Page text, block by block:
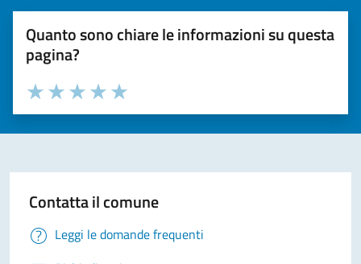
Quanto sono chiare le informazioni su questa
pagina?
Valuta la chiarezza delle informazioni (da 1 a 5 stelle)
Seleziona il numero di stelle per valutare la chiarezza delle
Valuta 5 stelle su 5
Valuta 4 stelle su 5
Valuta 3 stelle su 5
Valuta 2 stelle su 5
Valuta 1 stelle su 5
Contatta il comune
Leggi le domande frequenti